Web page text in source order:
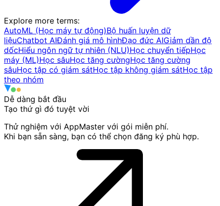
Explore more terms:
AutoML (Học máy tự động)Bộ huấn luyện dữ
liệuChatbot AIĐánh giá mô hìnhĐạo đức AIGiảm dần độ
dốcHiểu ngôn ngữ tự nhiên (NLU)Học chuyển tiếpHọc
máy (ML)Học sâuHọc tăng cườngHọc tăng cường
sâuHọc tập có giám sátHọc tập không giám sátHọc tập
theo nhóm
Dễ dàng bắt đầu
Tạo thứ gì đó tuyệt vời
Thử nghiệm với AppMaster với gói miễn phí.
Khi bạn sẵn sàng, bạn có thể chọn đăng ký phù hợp.